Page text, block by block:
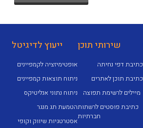
שירותי תוכן
כתיבת דפי נחיתה
כתיבת תוכן לאתרים
מיילים לרשימת תפוצה
כתיבת פוסטים לרשתות
חברתיות
ייעוץ לדיגיטל
אופטימיזציה לקמפיינים
ניתוח תוצאות קמפיינים
ניתוח נתוני אנליטיקס
הטמעת תג מנגר
אסטרטגיות שיווק וקופי